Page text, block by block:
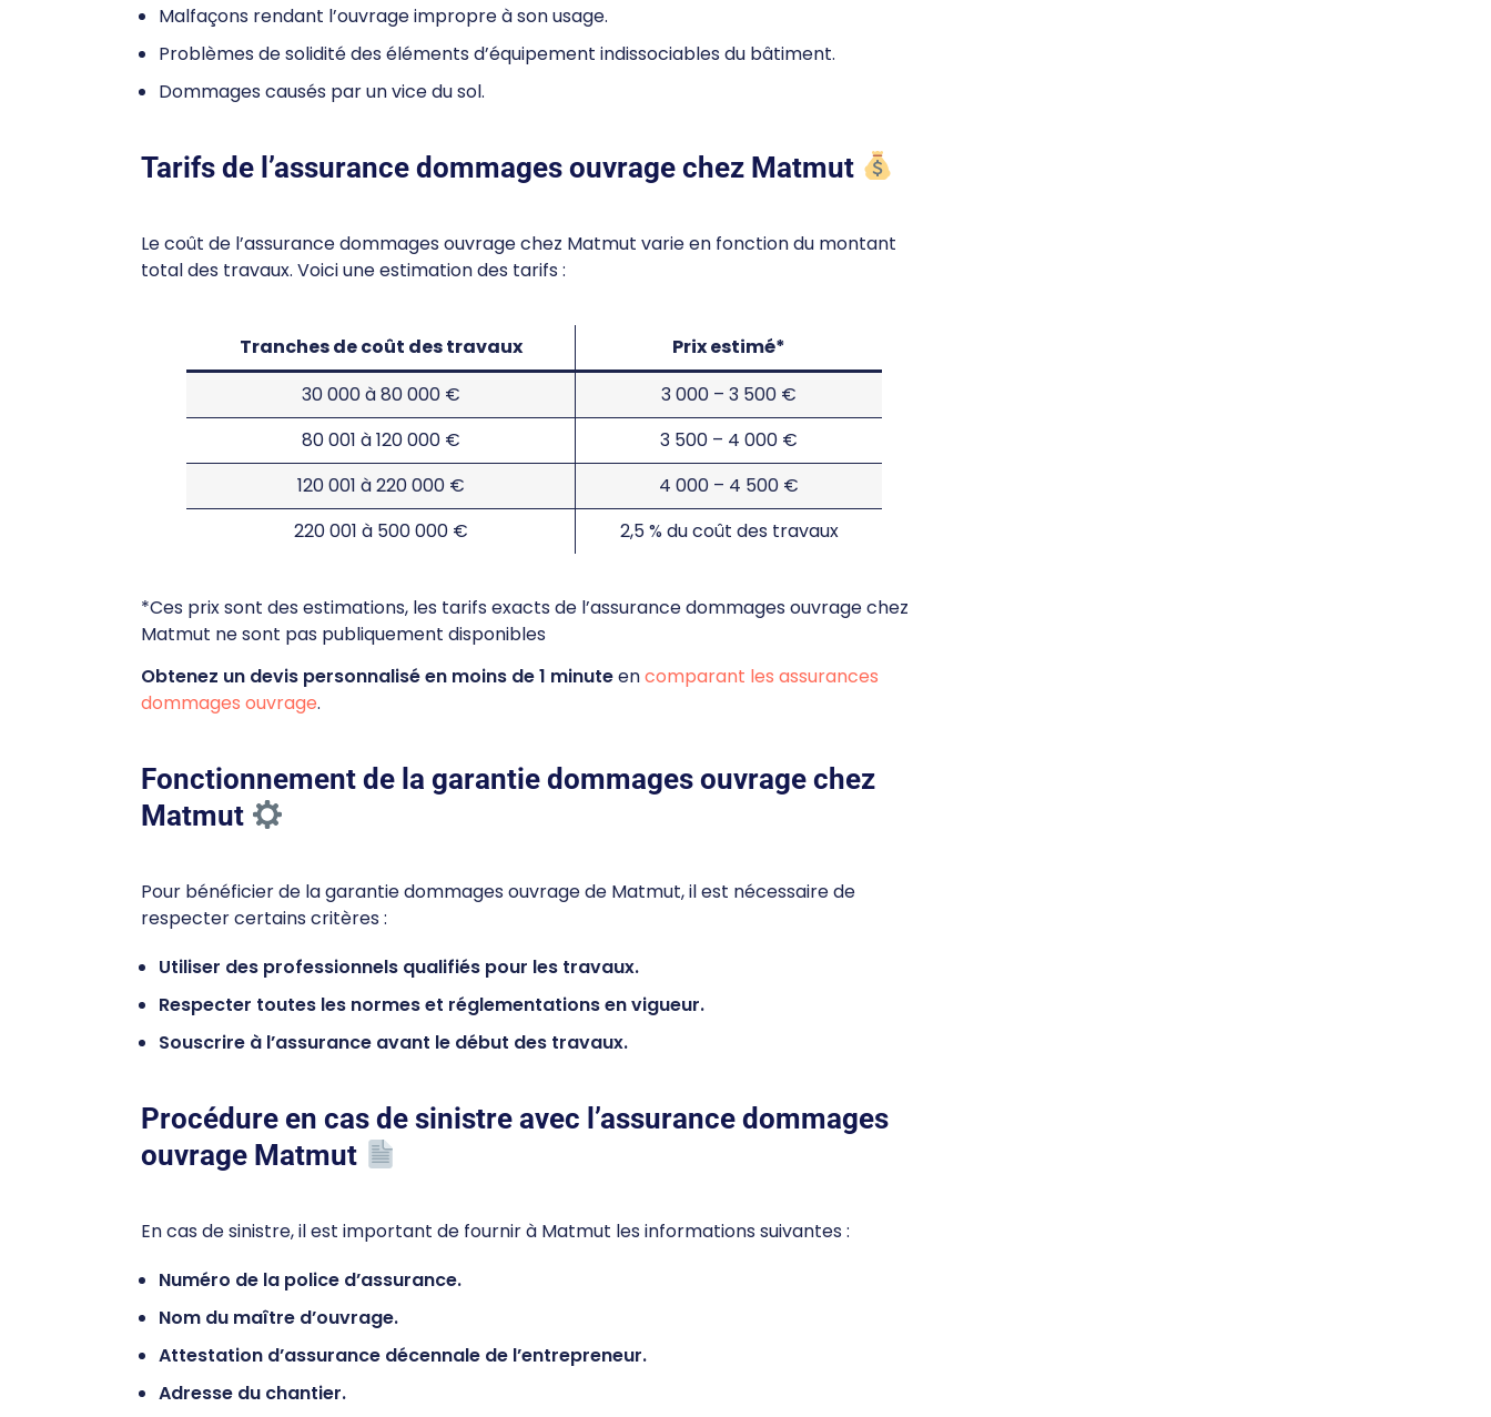
Malfaçons rendant l’ouvrage impropre à son usage.
Problèmes de solidité des éléments d’équipement indissociables du bâtiment.
Dommages causés par un vice du sol.
Tarifs de l’assurance dommages ouvrage chez Matmut
Le coût de l’assurance dommages ouvrage chez Matmut varie en fonction du montant
total des travaux. Voici une estimation des tarifs :
Tranches de coût des travaux
Prix estimé*
30 000 à 80 000 €
3 000 – 3 500 €
80 001 à 120 000 €
3 500 – 4 000 €
120 001 à 220 000 €
4 000 – 4 500 €
220 001 à 500 000 €
2,5 % du coût des travaux
*Ces prix sont des estimations, les tarifs exacts de l’assurance dommages ouvrage chez
Matmut ne sont pas publiquement disponibles
Obtenez un devis personnalisé en moins de 1 minuteencomparant les assurances
dommages ouvrage.
Fonctionnement de la garantie dommages ouvrage chez
Matmut
Pour bénéficier de la garantie dommages ouvrage de Matmut, il est nécessaire de
respecter certains critères :
Utiliser des professionnels qualifiés pour les travaux.
Respecter toutes les normes et réglementations en vigueur.
Souscrire à l’assurance avant le début des travaux.
Procédure en cas de sinistre avec l’assurance dommages
ouvrage Matmut
En cas de sinistre, il est important de fournir à Matmut les informations suivantes :
Numéro de la police d’assurance.
Nom du maître d’ouvrage.
Attestation d’assurance décennale de l’entrepreneur.
Adresse du chantier.